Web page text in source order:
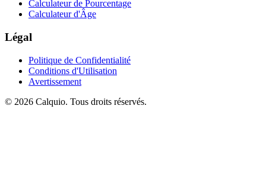
Calculateur de Pourcentage
Calculateur d'Âge
Légal
Politique de Confidentialité
Conditions d'Utilisation
Avertissement
© 2026 Calquio. Tous droits réservés.